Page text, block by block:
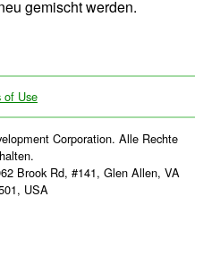
gemischt werden.
of Use
Corporation. Alle Rechte
Brook Rd, #141, Glen Allen, VA
USA